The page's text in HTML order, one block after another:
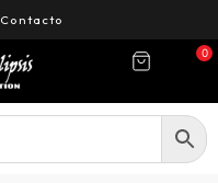
Contacto
0